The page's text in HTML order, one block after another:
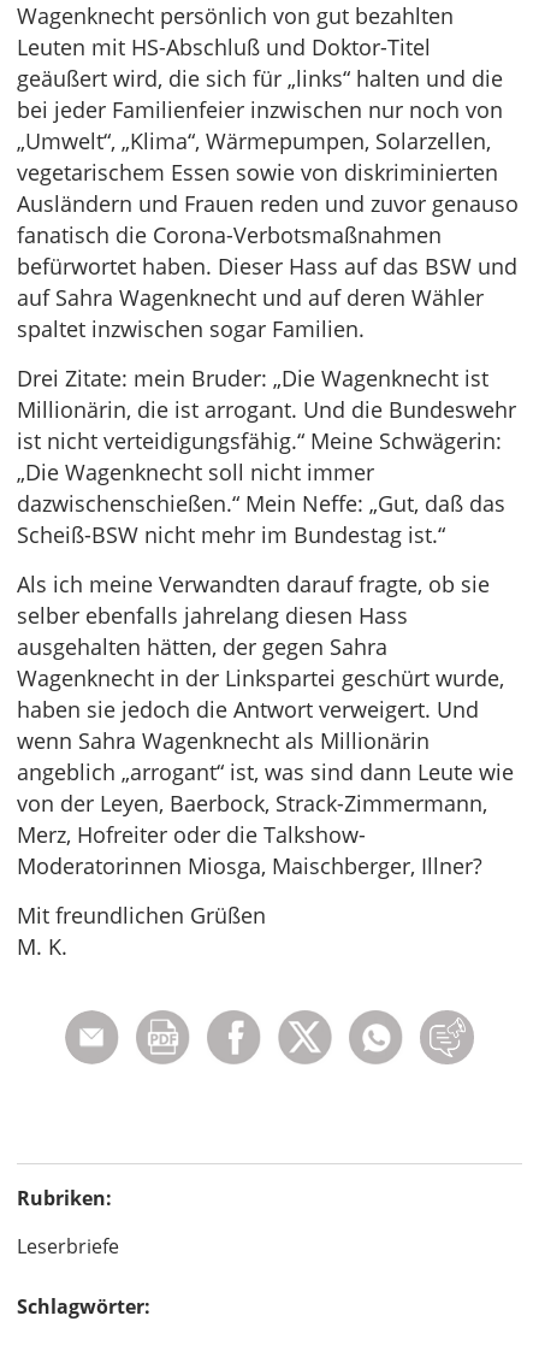
Wagenknecht persönlich von gut bezahlten
Leuten mit HS-Abschluß und Doktor-Titel
geäußert wird, die sich für „links“ halten und die
bei jeder Familienfeier inzwischen nur noch von
„Umwelt“, „Klima“, Wärmepumpen, Solarzellen,
vegetarischem Essen sowie von diskriminierten
Ausländern und Frauen reden und zuvor genauso
fanatisch die Corona-Verbotsmaßnahmen
befürwortet haben. Dieser Hass auf das BSW und
auf Sahra Wagenknecht und auf deren Wähler
spaltet inzwischen sogar Familien.
Drei Zitate: mein Bruder: „Die Wagenknecht ist
Millionärin, die ist arrogant. Und die Bundeswehr
ist nicht verteidigungsfähig.“ Meine Schwägerin:
„Die Wagenknecht soll nicht immer
dazwischenschießen.“ Mein Neffe: „Gut, daß das
Scheiß-BSW nicht mehr im Bundestag ist.“
Als ich meine Verwandten darauf fragte, ob sie
selber ebenfalls jahrelang diesen Hass
ausgehalten hätten, der gegen Sahra
Wagenknecht in der Linkspartei geschürt wurde,
haben sie jedoch die Antwort verweigert. Und
wenn Sahra Wagenknecht als Millionärin
angeblich „arrogant“ ist, was sind dann Leute wie
von der Leyen, Baerbock, Strack-Zimmermann,
Merz, Hofreiter oder die Talkshow-
Moderatorinnen Miosga, Maischberger, Illner?
Mit freundlichen Grüßen
M. K.
Rubriken:
Leserbriefe
Schlagwörter: